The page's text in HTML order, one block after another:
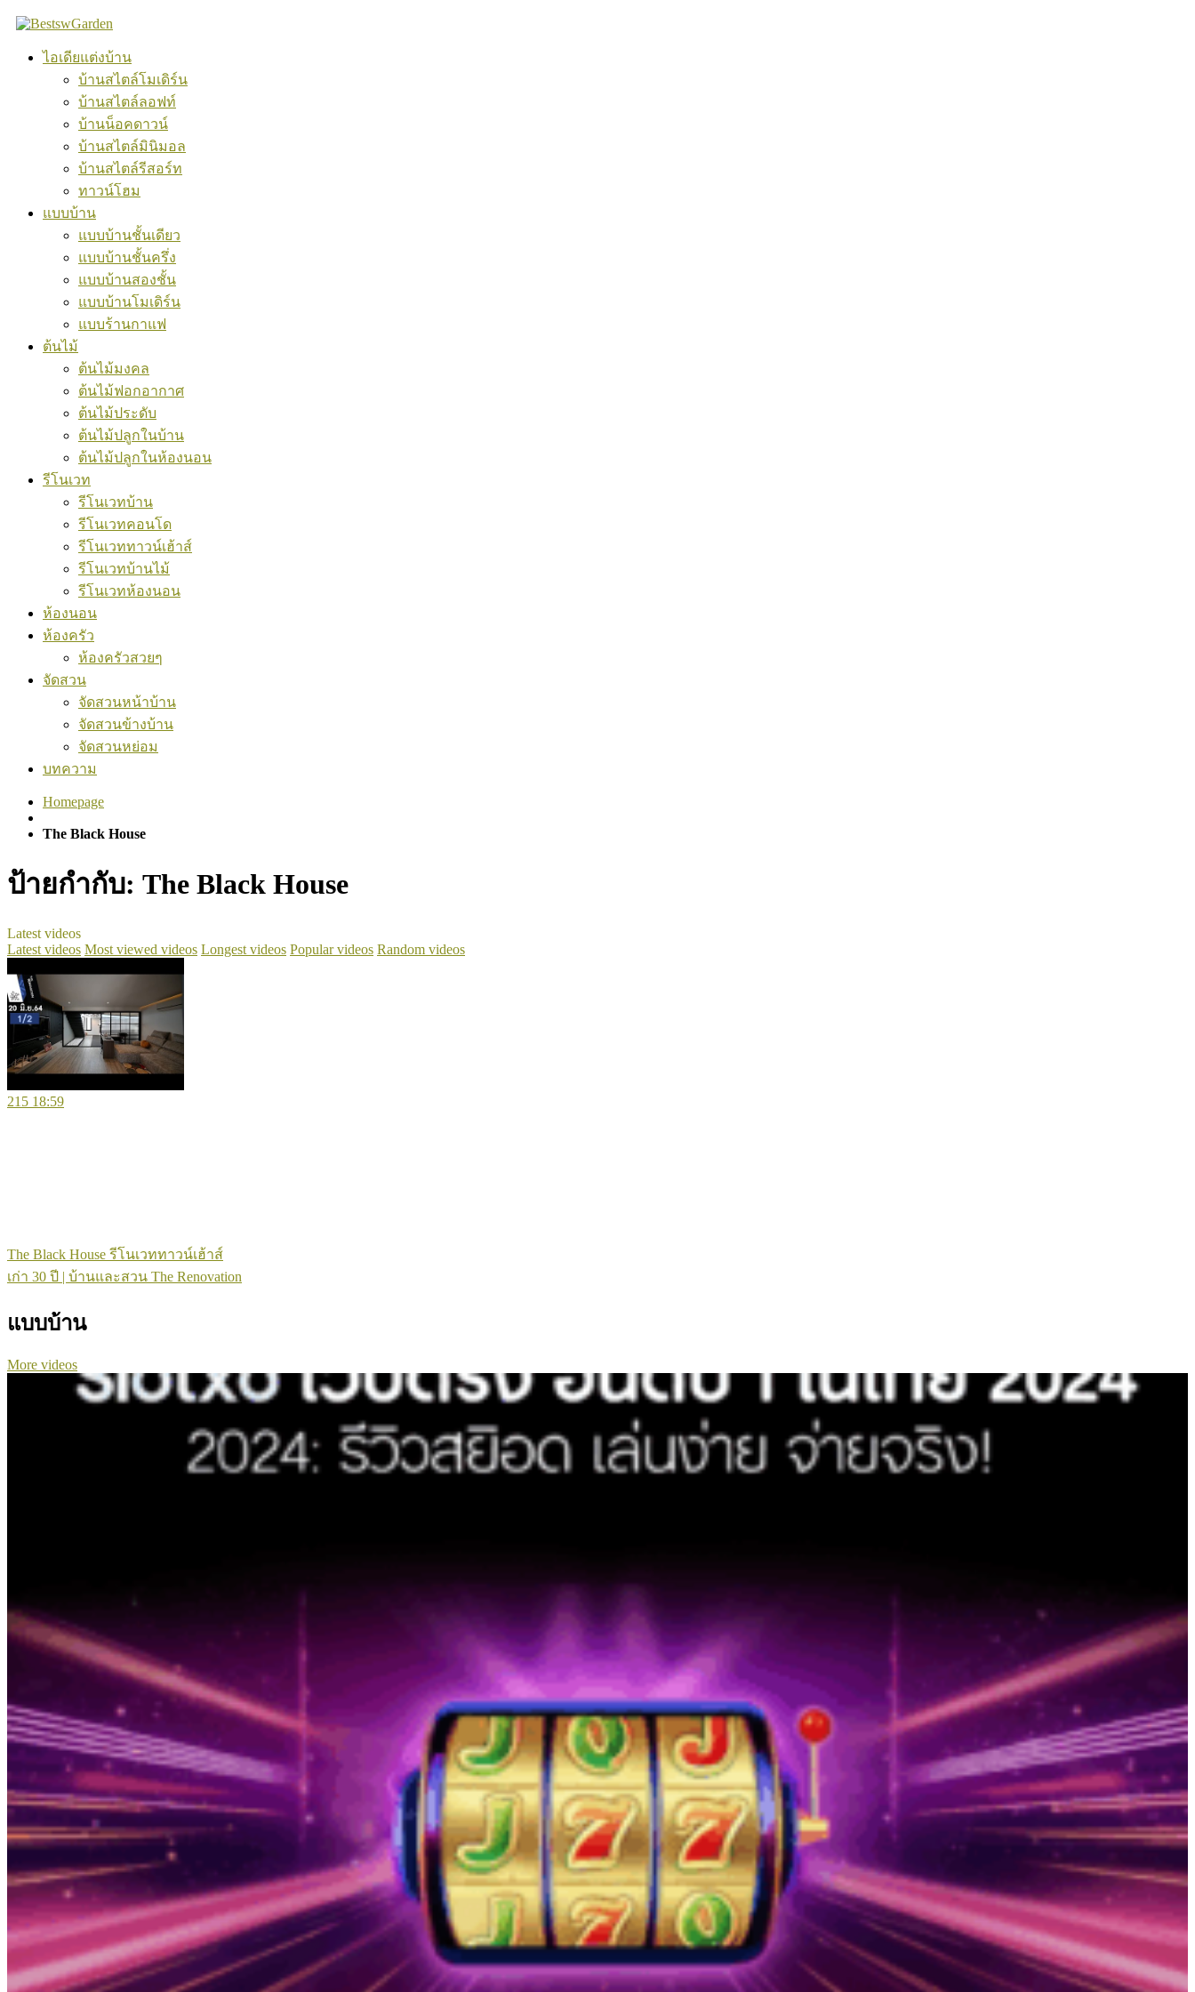
Skip
to
ไอเดียแต่งบ้าน
บ้านสไตล์โมเดิร์น
บ้านสไตล์ลอฟท์
บ้านน็อคดาวน์
บ้านสไตล์มินิมอล
บ้านสไตล์รีสอร์ท
ทาวน์โฮม
แบบบ้าน
แบบบ้านชั้นเดียว
แบบบ้านชั้นครึ่ง
แบบบ้านสองชั้น
แบบบ้านโมเดิร์น
แบบร้านกาแฟ
ต้นไม้
ต้นไม้มงคล
ต้นไม้ฟอกอากาศ
ต้นไม้ประดับ
ต้นไม้ปลูกในบ้าน
ต้นไม้ปลูกในห้องนอน
รีโนเวท
รีโนเวทบ้าน
รีโนเวทคอนโด
รีโนเวททาวน์เฮ้าส์
รีโนเวทบ้านไม้
รีโนเวทห้องนอน
ห้องนอน
ห้องครัว
ห้องครัวสวยๆ
จัดสวน
จัดสวนหน้าบ้าน
จัดสวนข้างบ้าน
จัดสวนหย่อม
บทความ
Homepage
The Black House
ป้ายกำกับ: The Black House
Latest videos
Latest videos Most viewed videos Longest videos Popular videos Random videos
215 18:59
The Black House รีโนเวททาวน์เฮ้าส์
เก่า 30 ปี | บ้านและสวน The Renovation
แบบบ้าน
More videos